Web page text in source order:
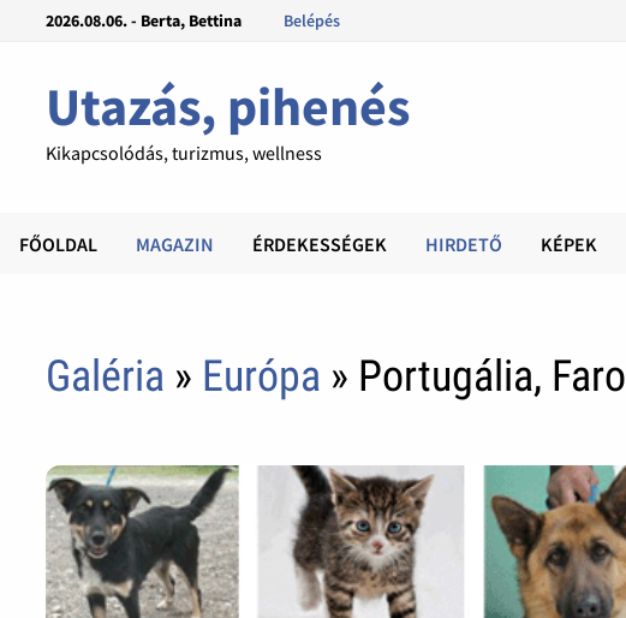
2026.08.06. - Berta, Bettina Belépés
Utazás, pihenés
Kikapcsolódás, turizmus, wellness
FŐOLDAL MAGAZIN ÉRDEKESSÉGEK HIRDETŐ KÉPEK
Galéria » Európa » Portugália, Faro